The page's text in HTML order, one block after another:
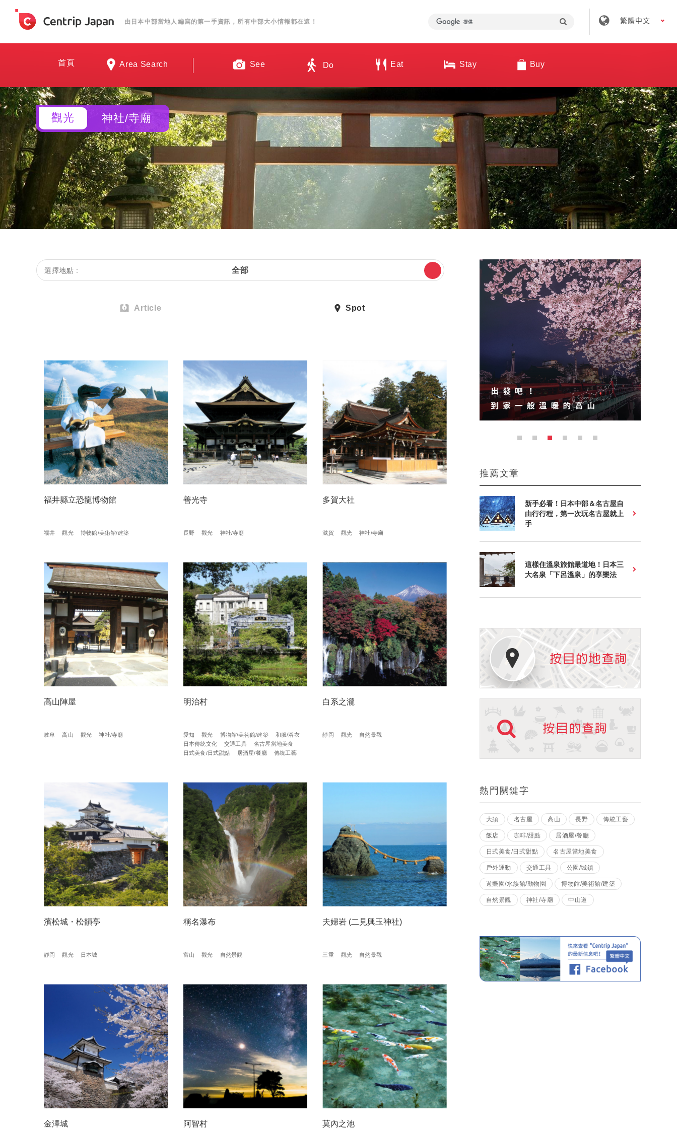
由日本中部當地人編寫的第一手資訊，所有中部大小情報都在這！ 繁體中文
首頁 Area Search See Do Eat Stay Buy
觀光 神社/寺廟
選擇地點 : 全部
Article Spot
福井縣立恐龍博物館
福井 觀光 博物館/美術館/建築
善光寺
長野 觀光 神社/寺廟
多賀大社
滋賀 觀光 神社/寺廟
高山陣屋
岐阜 高山 觀光 神社/寺廟
明治村
愛知 觀光 博物館/美術館/建築
和服/浴衣
日本傳統文化
交通工具
名古屋當地美食
日式美食/日式甜點
居酒屋/餐廳 傳統工藝
白系之瀧
靜岡 觀光 自然景觀
濱松城・松韻亭
靜岡 觀光 日本城
稱名瀑布
富山 觀光 自然景觀
夫婦岩 (二見興玉神社)
三重 觀光 自然景觀
金澤城 阿智村 莫內之池
推薦文章
新手必看！日本中部＆名古屋自
由行行程，第一次玩名古屋就上
手
這樣住溫泉旅館最道地！日本三
大名泉「下呂溫泉」的享樂法
熱門關鍵字
大須 名古屋 高山 長野 傳統工藝
飯店 咖啡/甜點 居酒屋/餐廳
日式美食/日式甜點 名古屋當地美食
戶外運動 交通工具 公園/城鎮
遊樂園/水族館/動物園 博物館/美術館/建築
自然景觀 神社/寺廟 中山道